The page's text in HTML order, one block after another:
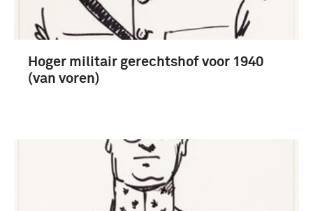
Hoger militair gerechtshof voor 1940
(van voren)